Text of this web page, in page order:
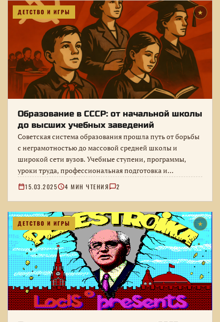
ДЕТСТВО И ИГРЫ ★
Образование в СССР: от начальной школы
до высших учебных заведений
Советская система образования прошла путь от борьбы
с неграмотностью до массовой средней школы и
широкой сети вузов. Учебные ступени, программы,
уроки труда, профессиональная подготовка и…
15.03.2025 4 МИН ЧТЕНИЯ 2
ДЕТСТВО И ИГРЫ ★